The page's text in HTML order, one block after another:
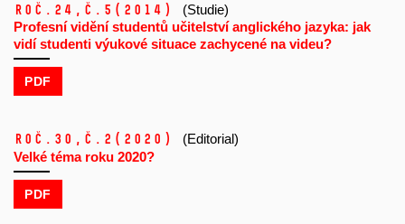
Roč.24, č.5 (2014)
(Studie)
Profesní vidění studentů učitelství anglického jazyka: jak
vidí studenti výukové situace zachycené na videu?
PDF
Roč.30, č.2 (2020)
(Editorial)
Velké téma roku 2020?
PDF